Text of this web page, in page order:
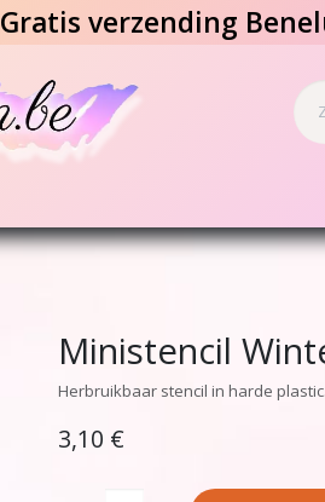
Gratis verzending
Ministencil
Herbruikbaar stencil in harde plastic.
3,10 €